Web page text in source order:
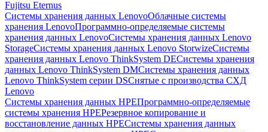
Fujitsu Eternus
Системы хранения данных LenovoОблачные системы
хранения LenovoПрограммно-определяемые системы
хранения данных LenovoСистемы хранения данных Lenovo
StorageСистемы хранения данных Lenovo StorwizeСистемы
хранения данных Lenovo ThinkSystem DEСистемы хранения
данных Lenovo ThinkSystem DMСистемы хранения данных
Lenovo ThinkSystem серии DSСнятые с производства СХД
Lenovo
Системы хранения данных HPEПрограммно-определяемые
системы хранения HPEРезервное копирование и
восстановление данных HPEСистемы хранения данных